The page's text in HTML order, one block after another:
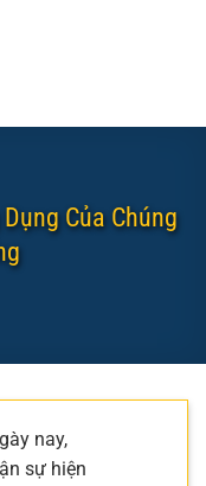
Của Chúng
nay,
sự hiện